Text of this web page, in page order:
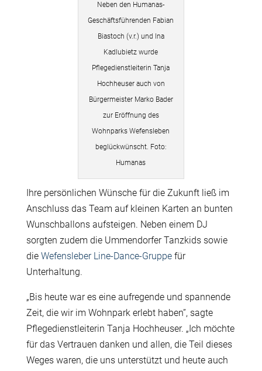
Neben den Humanas-
Geschäftsführenden Fabian
Biastoch (v.r.) und Ina
Kadlubietz wurde
Pflegedienstleiterin Tanja
Hochheuser auch von
Bürgermeister Marko Bader
zur Eröffnung des
Wohnparks Wefensleben
beglückwünscht. Foto:
Humanas
Ihre persönlichen Wünsche für die Zukunft ließ im
Anschluss das Team auf kleinen Karten an bunten
Wunschballons aufsteigen. Neben einem DJ
sorgten zudem die Ummendorfer Tanzkids sowie
die Wefensleber Line-Dance-Gruppefür
Unterhaltung.
„Bis heute war es eine aufregende und spannende
Zeit, die wir im Wohnpark erlebt haben”, sagte
Pflegedienstleiterin Tanja Hochheuser. „Ich möchte
für das Vertrauen danken und allen, die Teil dieses
Weges waren, die uns unterstützt und heute auch